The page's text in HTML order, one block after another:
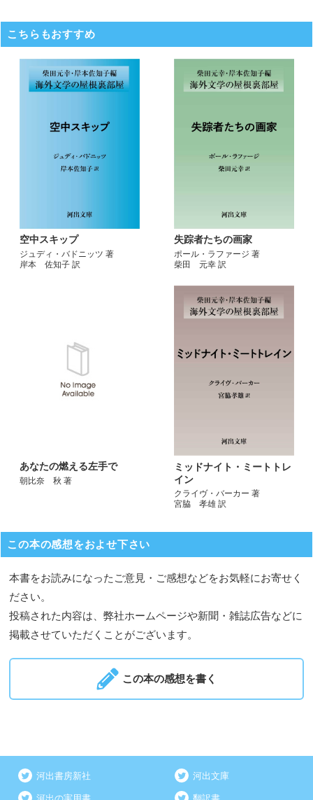
こちらもおすすめ
空中スキップ
ジュディ・バドニッツ 著
岸本 佐知子 訳
失踪者たちの画家
ポール・ラファージ 著
柴田 元幸 訳
あなたの燃える左手で
朝比奈 秋 著
ミッドナイト・ミートトレ
イン
クライヴ・バーカー 著
宮脇 孝雄 訳
この本の感想をおよせ下さい
本書をお読みになったご意見・ご感想などをお気軽にお寄せく
ださい。
投稿された内容は、弊社ホームページや新聞・雑誌広告などに
掲載させていただくことがございます。
この本の感想を書く
河出書房新社 河出文庫